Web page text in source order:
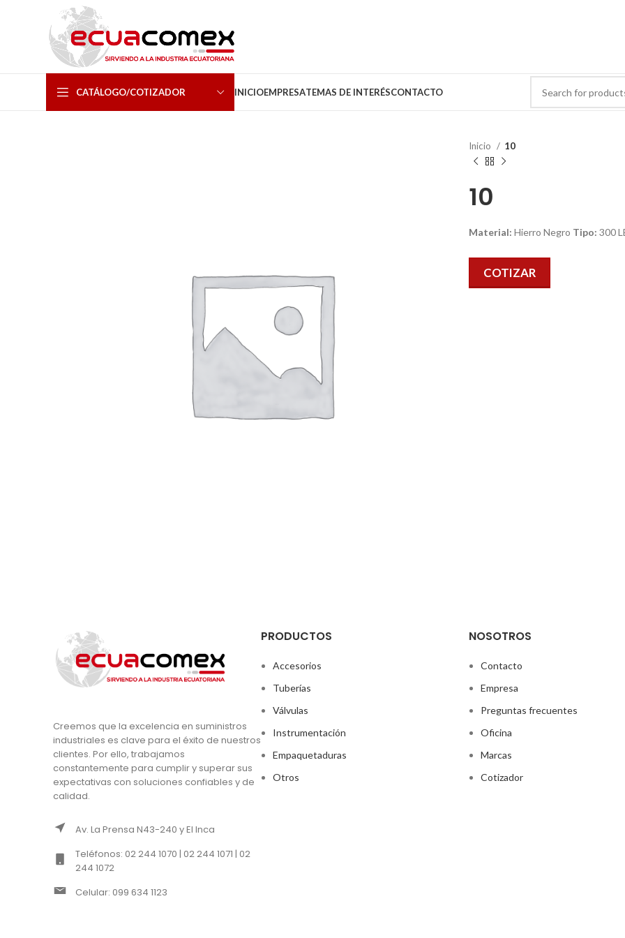
CATÁLOGO/COTIZADOR INICIOEMPRESATEMAS DE INTERÉSCONTACTO
Inicio 10
10
Material: Hierro Negro Tipo: 300
COTIZAR
Creemos que la excelencia en suministros
industriales es clave para el éxito de nuestros
clientes. Por ello, trabajamos
constantemente para cumplir y superar sus
expectativas con soluciones confiables y de
calidad.
Av. La Prensa N43-240 y El Inca
Teléfonos: 02 244 1070 | 02 244 1071 | 02
244 1072
Celular: 099 634 1123
PRODUCTOS
Accesorios
Tuberías
Válvulas
Instrumentación
Empaquetaduras
Otros
NOSOTROS
Contacto
Empresa
Preguntas frecuentes
Oficina
Marcas
Cotizador